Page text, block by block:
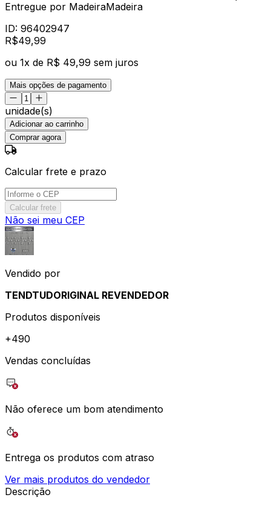
Entregue por MadeiraMadeira
ID: 96402947
R$49,99
ou 1x de R$ 49,99 sem juros
Mais opções de pagamento
unidade(s)
Adicionar ao carrinho
Comprar agora
Calcular frete e prazo
Calcular frete
Não sei meu CEP
Vendido por
TENDTUDORIGINAL REVENDEDOR
Produtos disponíveis
+490
Vendas concluídas
Não oferece um bom atendimento
Entrega os produtos com atraso
Ver mais produtos do vendedor
Descrição